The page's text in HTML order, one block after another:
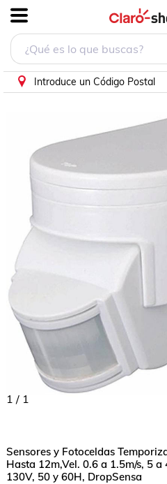
Introduce un Código Postal
1 / 1
Sensores y Fotoceldas
Hasta 12m,Vel. 0.6 a 1.5m/s, 5
130V, 50 y 60H, DropSensa